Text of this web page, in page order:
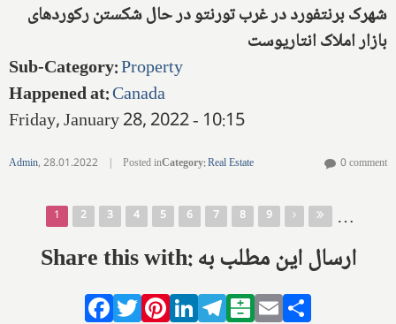
شهرک برنتفورد در غرب تورنتو در حال شکستن رکوردهای
بازار املاک انتاریوست
Sub-Category:Property
Happened at:Canada
Friday, January 28, 2022 - 10:15
Admin,28.01.2022 | Posted inCategory:Real Estate 0 comment
Pages
1 2 3 4 5 6 7 8 9 …
Share this with: ارسال این مطلب به
Facebook
TwitterPinterestLinkedIn
Telegram
Balatarin
Email